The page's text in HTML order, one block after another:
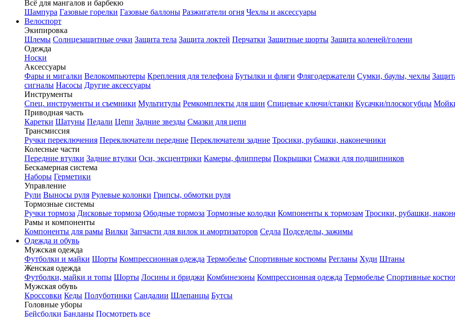
Всё для мангалов и барбекю
Шампура Газовые горелки Газовые баллоны Разжигатели огня Чехлы и аксессуары
Велоспорт
Экипировка
Шлемы Солнцезащитные очки Защита тела Защита локтей Перчатки Защитные шорты Защита коленей/голени
Одежда
Носки
Аксессуары
Фары и мигалки Велокомпьютеры Крепления для телефона Бутылки и фляги Флягодержатели Сумки, баулы, чехлы
сигналы Насосы Другие аксессуары
Инструменты
Спец. инструменты и съемники Мультитулы Ремкомплекты для шин Спицевые ключи/станки Кусачки/плоскогубцы
Приводная часть
Каретки Шатуны Педали Цепи Задние звезды Смазки для цепи
Трансмиссия
Ручки переключения Переключатели передние Переключатели задние Тросики, рубашки, наконечники
Колесные части
Передние втулки Задние втулки Оси, эксцентрики Камеры, флипперы Покрышки Смазки для подшипников
Бескамерная система
Наборы Герметики
Управление
Рули Выносы руля Рулевые колонки Грипсы, обмотки руля
Тормозные системы
Ручки тормоза Дисковые тормоза Ободные тормоза Тормозные колодки Компоненты к тормозам Тросики, рубашки,
Рамы и компоненты
Компоненты для рамы Вилки Запчасти для вилок и амортизаторов Седла Подседелы, зажимы
Одежда и обувь
Мужская одежда
Футболки и майки Шорты Компрессионная одежда Термобелье Спортивные костюмы Регланы Худи Штаны
Женская одежда
Футболки, майки и топы Шорты Лосины и бриджи Комбинезоны Компрессионная одежда Термобелье Спортивные
Мужская обувь
Кроссовки Кеды Полуботинки Сандалии Шлепанцы Бутсы
Головные уборы
Бейсболки Банданы Посмотреть все